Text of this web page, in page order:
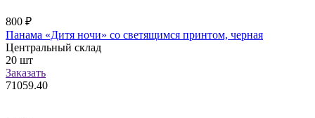
800 ₽
Панама «Дитя ночи» со светящимся принтом, черная
Центральный склад
20 шт
Заказать
71059.40